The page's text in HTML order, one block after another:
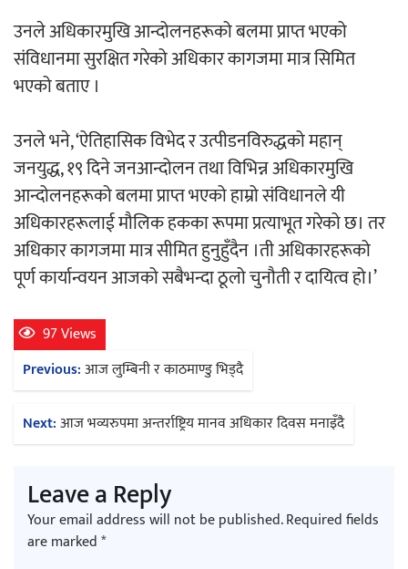
उनले अधिकारमुखि आन्दोलनहरूको बलमा प्राप्त भएको
संविधानमा सुरक्षित गरेको अधिकार कागजमा मात्र सिमित
भएको बताए ।
उनले भने, ‘ऐतिहासिक विभेद र उत्पीडनविरुद्धको महान्
जनयुद्ध, १९ दिने जनआन्दोलन तथा विभिन्न अधिकारमुखि
आन्दोलनहरूको बलमा प्राप्त भएको हाम्रो संविधानले यी
अधिकारहरूलाई मौलिक हकका रूपमा प्रत्याभूत गरेको छ। तर
अधिकार कागजमा मात्र सीमित हुनुहुँदैन ।ती अधिकारहरूको
पूर्ण कार्यान्वयन आजको सबैभन्दा ठूलो चुनौती र दायित्व हो।’
97 Views
Post
navigation
Previous:आज लुम्बिनी र काठमाण्डु भिड्दै
Next:आज भव्यरुपमा अन्तर्राष्ट्रिय मानव अधिकार दिवस मनाइँदै
Leave a Reply
Your email address will not be published.Required fields
are marked*